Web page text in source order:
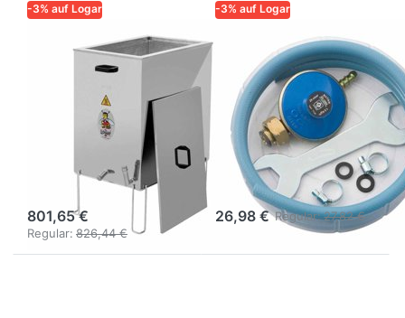
-3% auf Logar
LOGAR – QUALITÄT UND
ZUVERLÄSSIGKEIT FÜR
Dampfwachsschmelzer
eckig mit
Desinfektorwanne
(Gasbetrieb)
801,65 €
Regular: 826,44 €
-3% auf Logar
LOGAR – QUALITÄT UND
ZUVERLÄSSIGKEIT FÜR
Gasschlauch-
Set für
Gasbrenner 1,5
m mit Regler &
Schlüssel
26,98 € Regular:27,82 €